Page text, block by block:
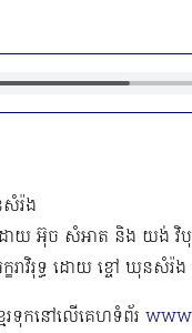
រ៉ង
ោយ អ៊ុច សំអាត និង យង់ វិ
ក្ខរាវិរុទ្ធ ដោយ ខ្ចៅ ឃុ
ែរទុកនៅលើគេហទំព័រ